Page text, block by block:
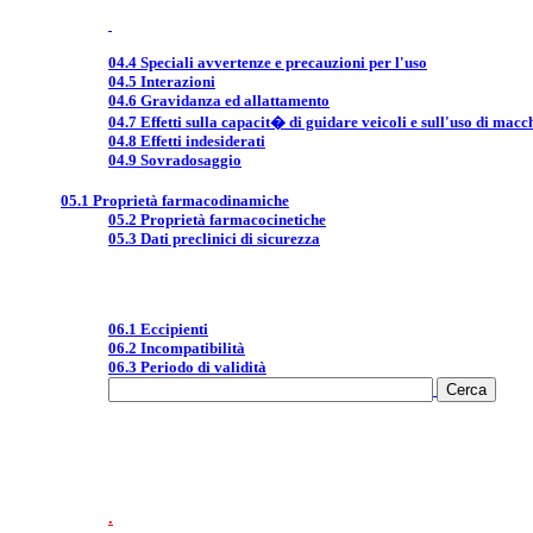
04.4 Speciali avvertenze e precauzioni per l'uso
04.5 Interazioni
04.6 Gravidanza ed allattamento
04.7 Effetti sulla capacit� di guidare veicoli e sull'uso di
04.8 Effetti indesiderati
04.9 Sovradosaggio
05.1 Proprietà farmacodinamiche
05.2 Proprietà farmacocinetiche
05.3 Dati preclinici di sicurezza
06.1 Eccipienti
06.2 Incompatibilità
06.3 Periodo di validità
.